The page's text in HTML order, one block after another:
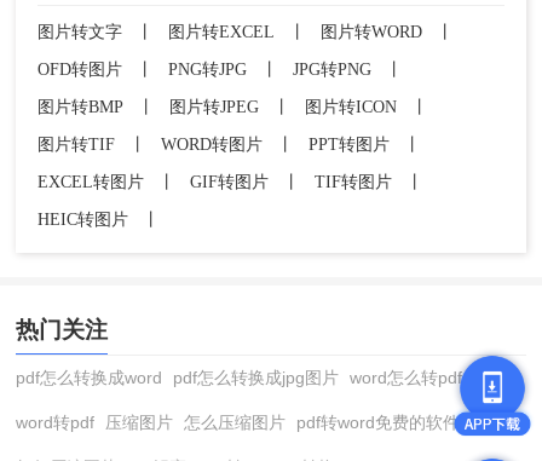
图片转文字 图片转EXCEL 图片转WORD
OFD转图片
PNG转JPG JPG转PNG
图片转BMP
图片转JPEG 图片转ICON
图片转TIF
WORD转图片 PPT转图片
EXCEL转图片
GIF转图片 TIF转图片
HEIC转图片
热门关注
pdf怎么转换成word pdf怎么转换成jpg图片 word怎么转pdf
word转pdf 压缩图片 怎么压缩图片 pdf转word免费的软件